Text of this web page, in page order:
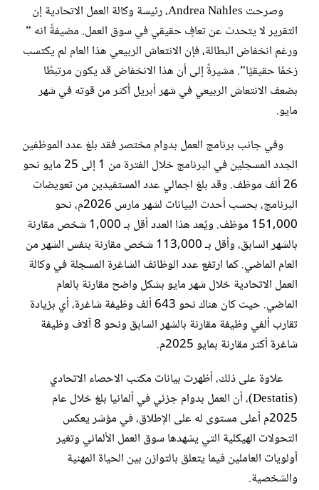
وصرحت Andrea Nahles، رئيسة وكالة العمل الاتحادية إن
التقرير لا يتحدث عن تعافٍ حقيقي في سوق العمل. مضيفةً انه ”
ورغم انخفاض البطالة، فإن الانتعاش الربيعي هذا العام لم يكتسب
زخمًا حقيقيًا”. مشيرةً إلى أن هذا الانخفاض قد يكون مرتبطًا
بضعف الانتعاش الربيعي في شهر أبريل أكثر من قوته في شهر
مايو.
وفي جانب برنامج العمل بدوام مختصر فقد بلغ عدد الموظفين
الجدد المسجلين في البرنامج خلال الفترة من 1 إلى 25 مايو نحو
26 ألف موظف. وقد بلغ اجمالي عدد المستفيدين من تعويضات
البرنامج، بحسب أحدث البيانات لشهر مارس 2026م، نحو
151,000 موظف. ويُعد هذا العدد أقل بـ 1,000 شخص مقارنة
بالشهر السابق، وأقل بـ 113,000 شخص مقارنة بنفس الشهر من
العام الماضي. كما ارتفع عدد الوظائف الشاغرة المسجلة في وكالة
العمل الاتحادية خلال شهر مايو بشكل واضح مقارنة بالعام
الماضي. حيث كان هناك نحو 643 ألف وظيفة شاغرة، أي بزيادة
تقارب ألفي وظيفة مقارنة بالشهر السابق ونحو 8 آلاف وظيفة
شاغرة أكثر مقارنة بمايو 2025م.
علاوة على ذلك، أظهرت بيانات مكتب الاحصاء الاتحادي
(Destatis)، أن العمل بدوام جزئي في ألمانيا بلغ خلال عام
2025م أعلى مستوى له على الإطلاق، في مؤشر يعكس
التحولات الهيكلية التي يشهدها سوق العمل الألماني وتغير
أولويات العاملين فيما يتعلق بالتوازن بين الحياة المهنية
والشخصية.